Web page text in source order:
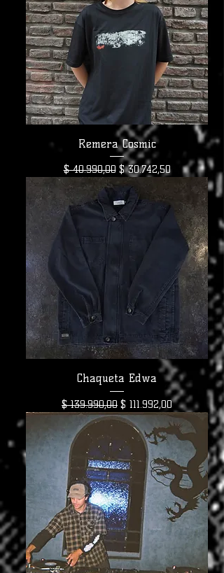
Remera Cosmic
Precio
$ 40.990,00 Precio de oferta
$ 30.742,50
Chaqueta Edwa
Precio
$ 139.990,00 Precio de oferta
$ 111.992,00